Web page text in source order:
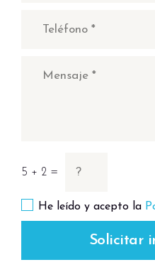
5 + 2 =
He leído y acepto la
Solicitar